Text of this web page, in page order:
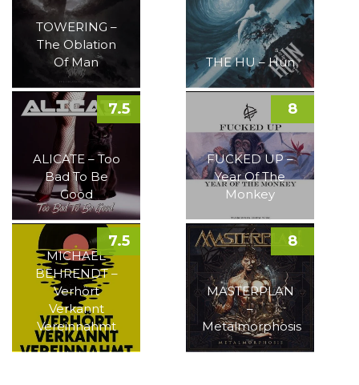
TOWERING –
The Oblation
Of Man
THE HU – Hun
ALICATE – Too
Bad To Be
Good
7.5
FUCKED UP –
Year Of The
Monkey
8
MICHAEL
BEHRENDT –
Verhört
Verkannt
Vereinnahmt
7.5
MASTERPLAN
–
Metalmorphosis
8